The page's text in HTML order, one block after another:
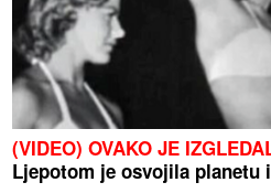
(VIDEO) OVAKO JE
Ljepotom je osvojila